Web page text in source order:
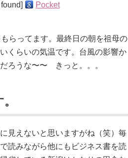
Pocket
らってます。最終日の朝を祖母の
くらいの気温です。台風の影響か
ろうな〜〜 きっと。。。
見えないと思いますがね（笑）毎
読みながら他にもビジネス書を読